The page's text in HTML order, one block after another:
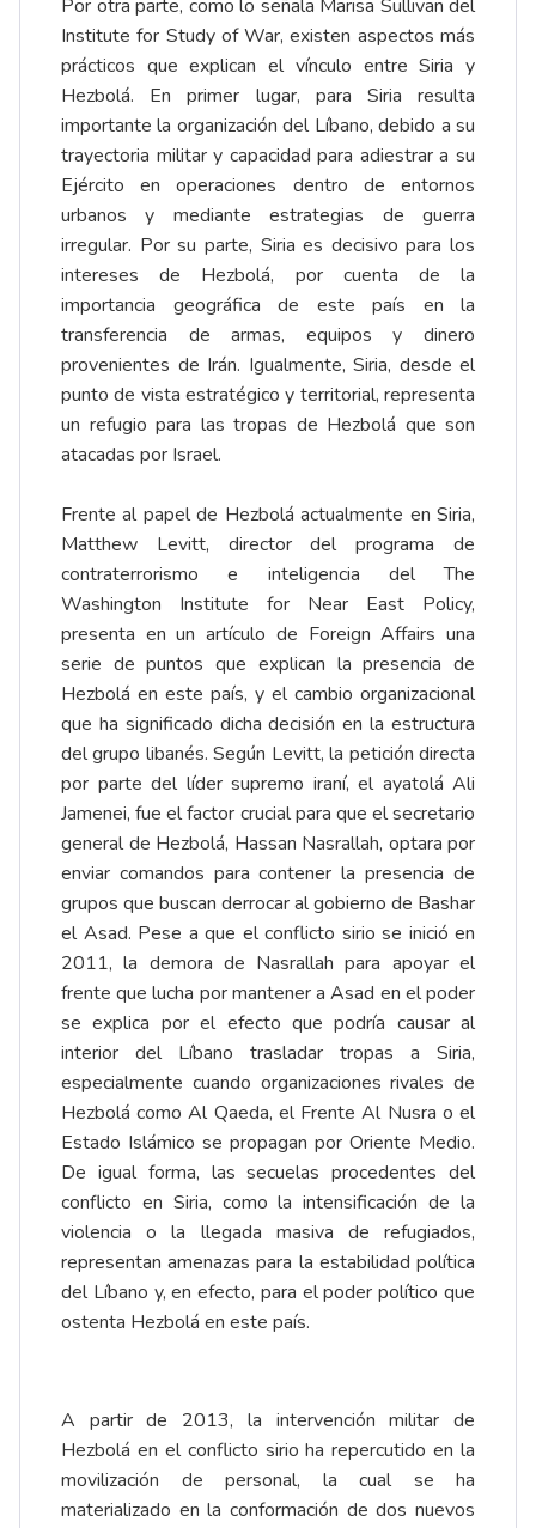
Por otra parte, como lo señala Marisa Sullivan del
Institute for Study of War, existen aspectos más
prácticos que explican el vínculo entre Siria y
Hezbolá. En primer lugar, para Siria resulta
importante la organización del Líbano, debido a su
trayectoria militar y capacidad para adiestrar a su
Ejército en operaciones dentro de entornos
urbanos y mediante estrategias de guerra
irregular. Por su parte, Siria es decisivo para los
intereses de Hezbolá, por cuenta de la
importancia geográfica de este país en la
transferencia de armas, equipos y dinero
provenientes de Irán. Igualmente, Siria, desde el
punto de vista estratégico y territorial, representa
un refugio para las tropas de Hezbolá que son
atacadas por Israel.
Frente al papel de Hezbolá actualmente en Siria,
Matthew Levitt, director del programa de
contraterrorismo e inteligencia del The
Washington Institute for Near East Policy,
presenta en un artículo de Foreign Affairs una
serie de puntos que explican la presencia de
Hezbolá en este país, y el cambio organizacional
que ha significado dicha decisión en la estructura
del grupo libanés. Según Levitt, la petición directa
por parte del líder supremo iraní, el ayatolá Ali
Jamenei, fue el factor crucial para que el secretario
general de Hezbolá, Hassan Nasrallah, optara por
enviar comandos para contener la presencia de
grupos que buscan derrocar al gobierno de Bashar
el Asad. Pese a que el conflicto sirio se inició en
2011, la demora de Nasrallah para apoyar el
frente que lucha por mantener a Asad en el poder
se explica por el efecto que podría causar al
interior del Líbano trasladar tropas a Siria,
especialmente cuando organizaciones rivales de
Hezbolá como Al Qaeda, el Frente Al Nusra o el
Estado Islámico se propagan por Oriente Medio.
De igual forma, las secuelas procedentes del
conflicto en Siria, como la intensificación de la
violencia o la llegada masiva de refugiados,
representan amenazas para la estabilidad política
del Líbano y, en efecto, para el poder político que
ostenta Hezbolá en este país.
A partir de 2013, la intervención militar de
Hezbolá en el conflicto sirio ha repercutido en la
movilización de personal, la cual se ha
materializado en la conformación de dos nuevos